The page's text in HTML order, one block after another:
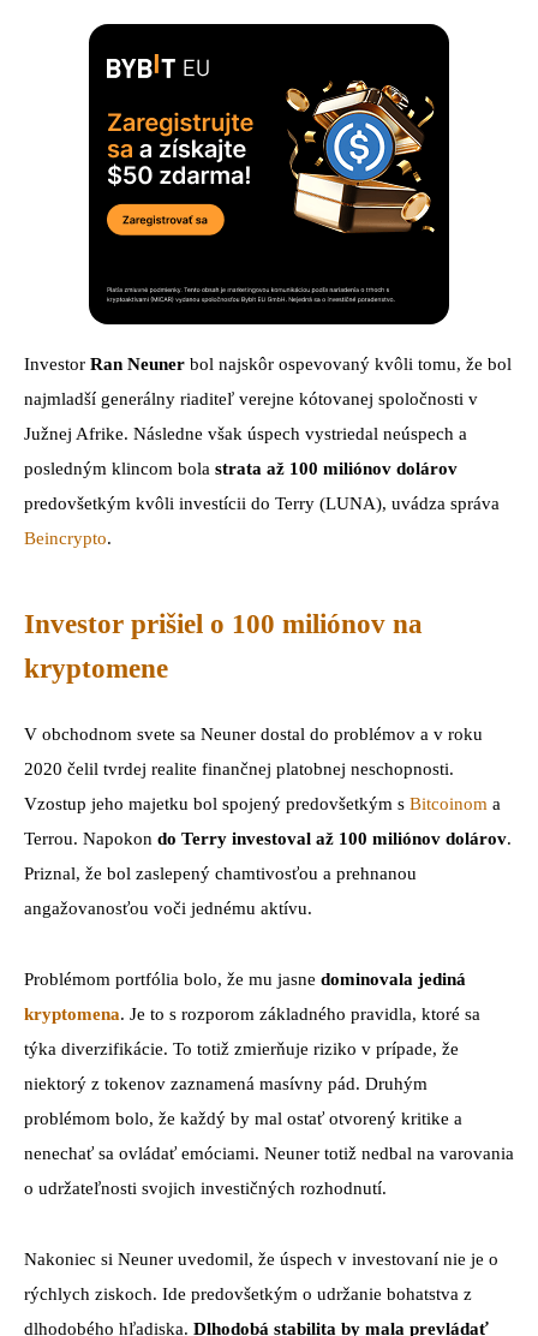
Investor Ran Neuner bol najskôr ospevovaný kvôli tomu, že bol
najmladší generálny riaditeľ verejne kótovanej spoločnosti v
Južnej Afrike. Následne však úspech vystriedal neúspech a
posledným klincom bola strata až 100 miliónov dolárov
predovšetkým kvôli investícii do Terry (LUNA), uvádza správa
Beincrypto.
Investor prišiel o 100 miliónov na
kryptomene
V obchodnom svete sa Neuner dostal do problémov a v roku
2020 čelil tvrdej realite finančnej platobnej neschopnosti.
Vzostup jeho majetku bol spojený predovšetkým s Bitcoinom a
Terrou. Napokon do Terry investoval až 100 miliónov dolárov.
Priznal, že bol zaslepený chamtivosťou a prehnanou
angažovanosťou voči jednému aktívu.
Problémom portfólia bolo, že mu jasne dominovala jediná
kryptomena. Je to s rozporom základného pravidla, ktoré sa
týka diverzifikácie. To totiž zmierňuje riziko v prípade, že
niektorý z tokenov zaznamená masívny pád. Druhým
problémom bolo, že každý by mal ostať otvorený kritike a
nenechať sa ovládať emóciami. Neuner totiž nedbal na varovania
o udržateľnosti svojich investičných rozhodnutí.
Nakoniec si Neuner uvedomil, že úspech v investovaní nie je o
rýchlych ziskoch. Ide predovšetkým o udržanie bohatstva z
dlhodobého hľadiska. Dlhodobá stabilita by mala prevládať